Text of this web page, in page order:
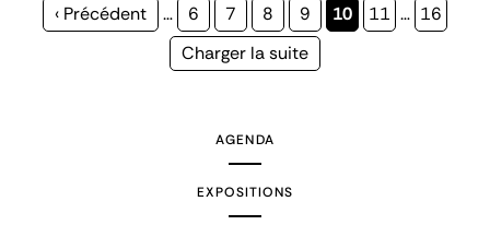
Page
‹ Précédent … Page
6 Page
7 Page
8 Page
9
Page
10 Page
11 … Page
16
Page
Charger la suite
AGENDA
EXPOSITIONS